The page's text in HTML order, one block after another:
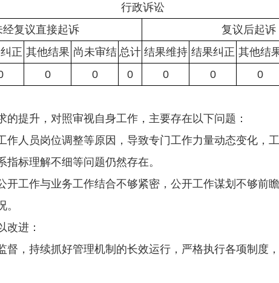
行政诉讼
经复议直接起诉
复议后起诉
正 其他结果 尚未审结 总计 结果维持 结果纠正 其他结
0 0 0 0 0 0
提升，对照审视自身工作，主要存在以下问题：
作人员岗位调整等原因，导致专门工作力量动态变化，
标理解不细等问题仍然存在。
开工作与业务工作结合不够紧密，公开工作谋划不够前
改进：
，持续抓好管理机制的长效运行，严格执行各项制度